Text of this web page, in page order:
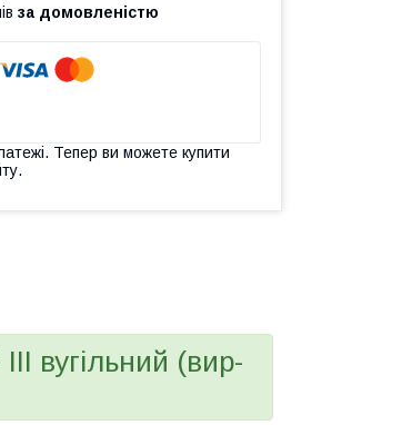
за домовленістю
Тепер ви можете купити
вугільний (вир-